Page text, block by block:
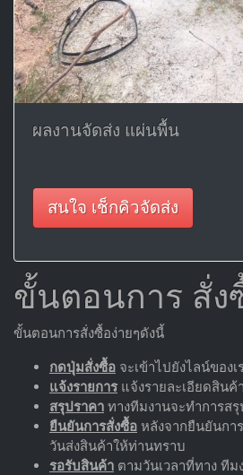
ผลงานจัดส่ง แผ่นพื้น
สนใจ เช็กคิวจัดส่ง
ขั้นตอนการ สั่ง
ขั้นตอนการสั่งซื้อง่ายๆดังนี้
กดปุ่มสั่งซื้อ จะเข้าไปยังไลน์ของเ
แจ้งรายการแจ้งรายละเอียดสินค้
สรุปราคา ทางทีมงานจะทำการส
ยืนยันการสั่งซื้อ หลังจากยืนยันกา
วันส่งสินค้าให้ท่านทราบ
รอรับสินค้า ตามวันเวลาที่ทาง ที